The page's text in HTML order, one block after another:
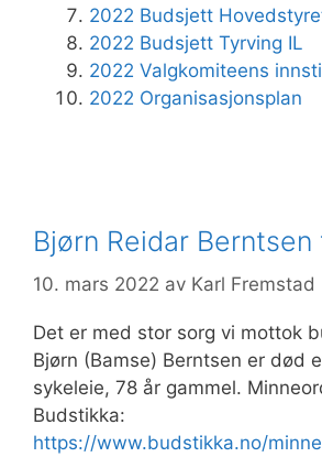
2022 Budsjett
2022 Budsjett Tyrving IL
2022 Valgkomiteens
2022 Organisasjonsplan
Bjørn Reidar Berntsen
10. mars 2022 av Karl Fremstad
Det er med stor sorg vi mottok
Bjørn (Bamse) Berntsen er død
sykeleie, 78 år gammel.
Budstikka:
https://www.budstikka.no/